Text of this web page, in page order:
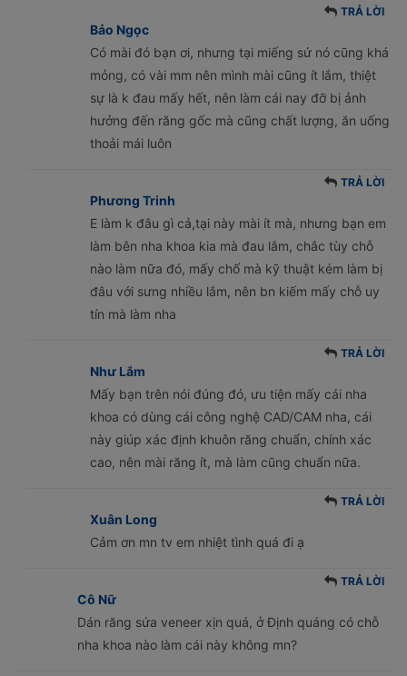
Bảo Ngọc
TRẢ LỜI
Có mài đó bạn ơi, nhưng tại miếng sứ nó cũng khá
mỏng, có vài mm nên mình mài cũng ít lắm, thiệt
sự là k đau mấy hết, nên làm cái nay đỡ bị ảnh
hưởng đến răng gốc mà cũng chất lượng, ăn uống
thoải mái luôn
Phương Trinh
TRẢ LỜI
E làm k đâu gì cả,tại này mài ít mà, nhưng bạn em
làm bên nha khoa kia mà đau lắm, chắc tùy chỗ
nào làm nữa đó, mấy chố mà kỹ thuật kém làm bị
đâu với sưng nhiều lắm, nên bn kiếm mấy chỗ uy
tín mà làm nha
Như Lắm
TRẢ LỜI
Mấy bạn trên nói đúng đó, ưu tiện mấy cái nha
khoa có dùng cái công nghệ CAD/CAM nha, cái
này giúp xác định khuôn răng chuẩn, chính xác
cao, nên mài răng ít, mà làm cũng chuẩn nữa.
Xuân Long
TRẢ LỜI
Cảm ơn mn tv em nhiệt tình quá đi ạ
Cô Nữ
TRẢ LỜI
Dán răng sứa veneer xịn quá, ở Định quáng có chỗ
nha khoa nào làm cái này không mn?